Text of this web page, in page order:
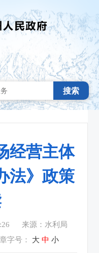
搜索
经营主体
法》政策
来源：水利局
字号： 大 中 小